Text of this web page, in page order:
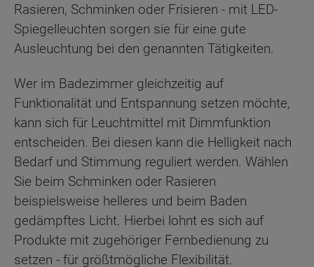
Rasieren, Schminken oder Frisieren - mit LED-
Spiegelleuchten sorgen sie für eine gute
Ausleuchtung bei den genannten Tätigkeiten.
Wer im Badezimmer gleichzeitig auf
Funktionalität und Entspannung setzen möchte,
kann sich für Leuchtmittel mit Dimmfunktion
entscheiden. Bei diesen kann die Helligkeit nach
Bedarf und Stimmung reguliert werden. Wählen
Sie beim Schminken oder Rasieren
beispielsweise helleres und beim Baden
gedämpftes Licht. Hierbei lohnt es sich auf
Produkte mit zugehöriger Fernbedienung zu
setzen - für größtmögliche Flexibilität.